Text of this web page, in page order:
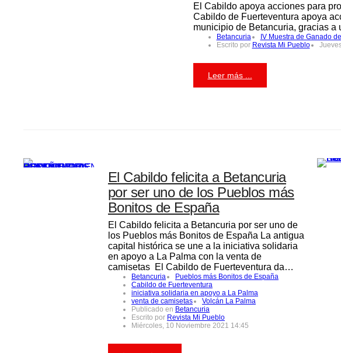
El Cabildo apoya acciones para
Cabildo de Fuerteventura apoya
municipio de Betancuria, gracias
Betancuria IV Muestra de Ganado
Escrito por Revista Mi Pueblo
Leer más ...
El Cabildo felicita a Betancuria
por ser uno de los Pueblos más
Bonitos de España
El Cabildo felicita a Betancuria por ser uno de
los Pueblos más Bonitos de España La antigua
capital histórica se une a la iniciativa solidaria
en apoyo a La Palma con la venta de
camisetas El Cabildo de Fuerteventura da…
Betancuria
Pueblos más Bonitos de España
Cabildo de Fuerteventura
iniciativa solidaria en apoyo a La Palma
venta de camisetas
Volcán La Palma
Publicado en Betancuria
Escrito por Revista Mi Pueblo
Miércoles, 10 Noviembre 2021 14:45